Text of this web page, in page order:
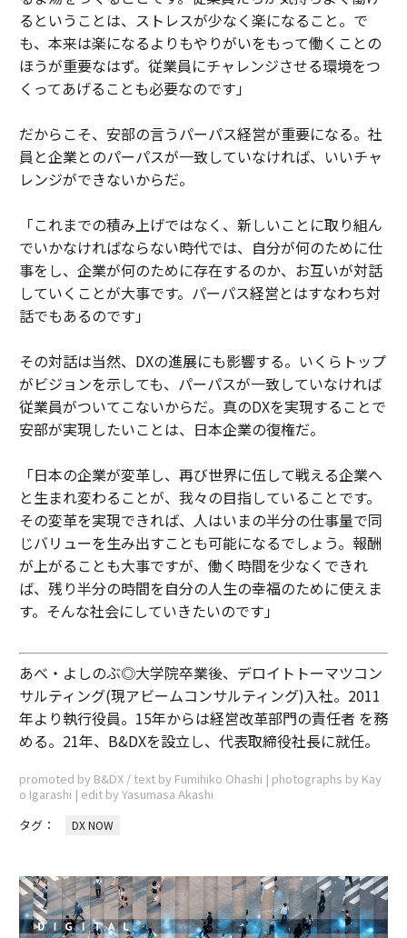
るということは、ストレスが少なく楽になること。で
も、本来は楽になるよりもやりがいをもって働くことの
ほうが重要なはず。従業員にチャレンジさせる環境をつ
くってあげることも必要なのです」
だからこそ、安部の言うパーパス経営が重要になる。社
員と企業とのパーパスが一致していなければ、いいチャ
レンジができないからだ。
「これまでの積み上げではなく、新しいことに取り組ん
でいかなければならない時代では、自分が何のために仕
事をし、企業が何のために存在するのか、お互いが対話
していくことが大事です。パーパス経営とはすなわち対
話でもあるのです」
その対話は当然、DXの進展にも影響する。いくらトップ
がビジョンを示しても、パーパスが一致していなければ
従業員がついてこないからだ。真のDXを実現することで
安部が実現したいことは、日本企業の復権だ。
「日本の企業が変革し、再び世界に伍して戦える企業へ
と生まれ変わることが、我々の目指していることです。
その変革を実現できれば、人はいまの半分の仕事量で同
じバリューを生み出すことも可能になるでしょう。報酬
が上がることも大事ですが、働く時間を少なくできれ
ば、残り半分の時間を自分の人生の幸福のために使えま
す。そんな社会にしていきたいのです」
あべ・よしのぶ◎大学院卒業後、デロイトトーマツコン
サルティング(現アビームコンサルティング)入社。2011
年より執行役員。15年からは経営改革部門の責任者 を務
める。21年、B&DXを設立し、代表取締役社長に就任。
promoted by B&DX / text by Fumihiko Ohashi | photographs by Kay
o Igarashi | edit by Yasumasa Akashi
タグ：
DX NOW